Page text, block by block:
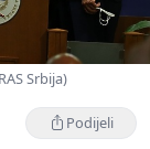
Srbija)
Podijeli